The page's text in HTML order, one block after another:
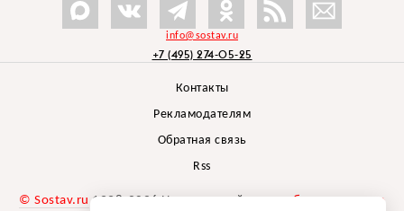
info@sostav.ru
+7 (495) 274-05-25
Контакты
Рекламодателям
Обратная связь
Rss
© Sostav.ru 1998-2026 Независимый проектбрендингового